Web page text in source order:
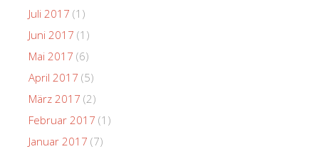
Juli 2017 (1)
Juni 2017 (1)
Mai 2017 (6)
April 2017 (5)
März 2017 (2)
Februar 2017 (1)
Januar 2017 (7)